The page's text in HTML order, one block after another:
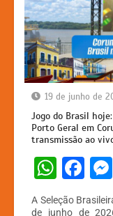
19 de junho de
Jogo do Brasil
Porto Geral em
transmissão ao
W
h
F
A Seleção
de junho de